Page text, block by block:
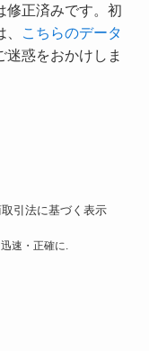
修正済みです。初
こちらのデータ
惑をおかけしま
引法に基づく表示
速・正確に.